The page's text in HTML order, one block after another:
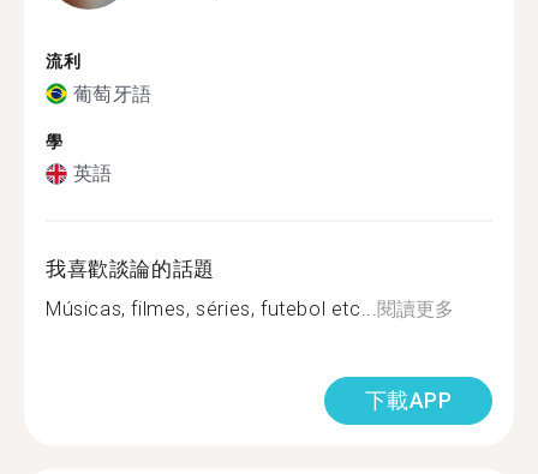
流利
葡萄牙語
學
英語
我喜歡談論的話題
Músicas, filmes, séries, futebol etc...閱讀更多
下載APP